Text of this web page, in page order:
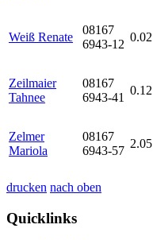
Weiß Renate
08167
6943-12
0.02
Zeilmaier
Tahnee
08167
6943-41
0.12
Zelmer
Mariola
08167
6943-57
2.05
drucken nach oben
Quicklinks